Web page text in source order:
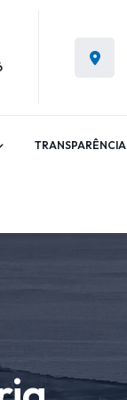
TRANSPARÊNCIA